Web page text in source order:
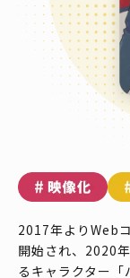
2017年よりWeb
開始され、2020
るキャラクター